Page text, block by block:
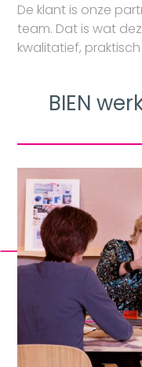
De klant is onze
team. Dat is wat
kwalitatief,
BIEN